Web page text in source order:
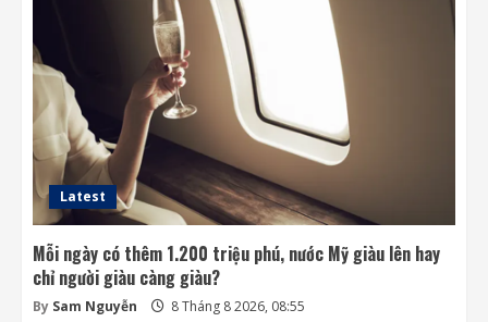
Latest
Mỗi ngày có thêm 1.200 triệu phú, nước Mỹ giàu lên hay
chỉ người giàu càng giàu?
By Sam Nguyễn 8 Tháng 8 2026, 08:55